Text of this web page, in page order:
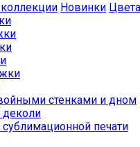
Новинки Цвета
стенками и дном
печати